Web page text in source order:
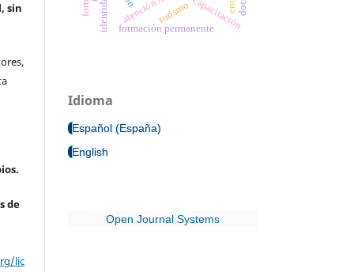
sin
de
lic
capacitación
formación permanente
turismo
Idioma
Español (España)
English
Open Journal Systems